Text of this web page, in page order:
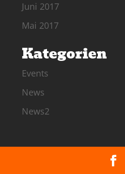
Juni 2017
Mai 2017
Kategorien
Events
News
News2